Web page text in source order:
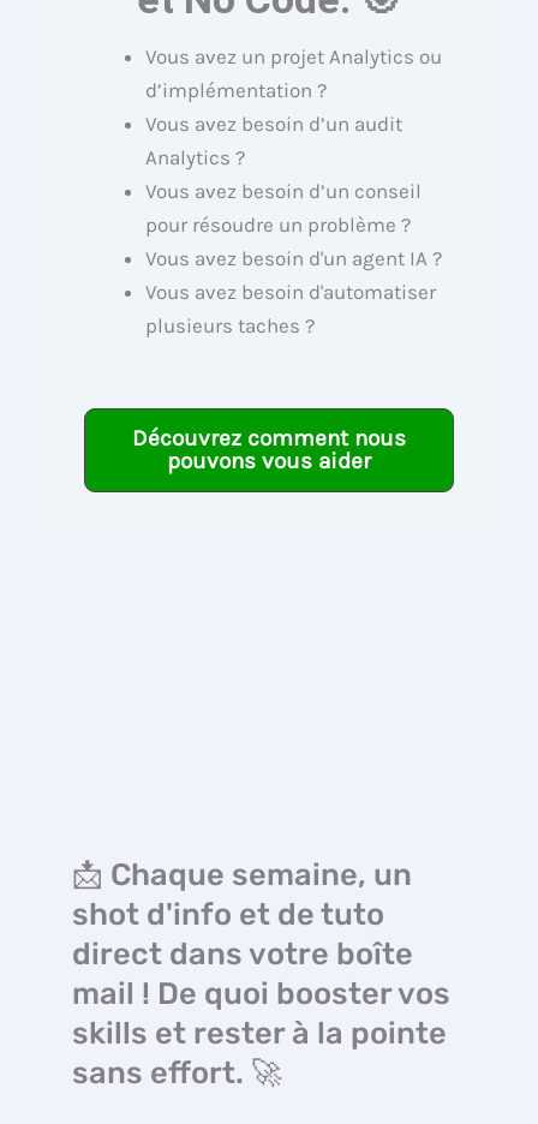
Vous avez un projet Analytics ou
d’implémentation ?
Vous avez besoin d’un audit
Analytics ?
Vous avez besoin d’un conseil
pour résoudre un problème ?
Vous avez besoin d'un agent IA ?
Vous avez besoin d'automatiser
plusieurs taches ?
Découvrez comment nous
pouvons vous aider
📩 Chaque semaine, un
shot d'info et de tuto
direct dans votre boîte
mail ! De quoi booster vos
skills et rester à la pointe
sans effort. 🚀